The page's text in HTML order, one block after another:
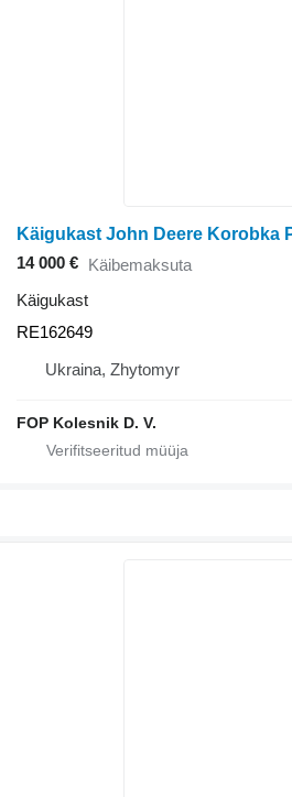
14 000 € Käibemaksuta
Käigukast
RE162649
Ukraina, Zhytomyr
FOP Kolesnik D. V.